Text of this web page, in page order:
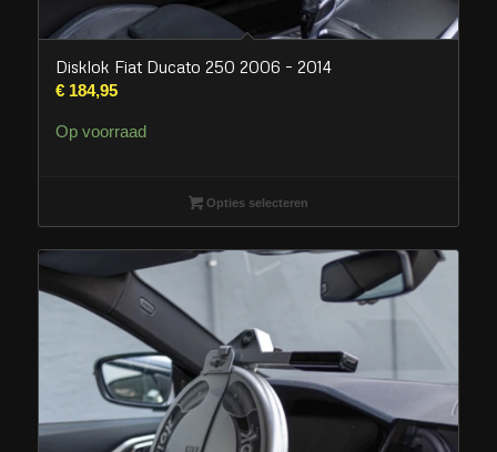
Disklok Fiat Ducato 250 2006 – 2014
€184,95
Op voorraad
Opties selecteren